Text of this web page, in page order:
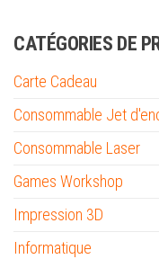
CATÉGORIES DE
Carte Cadeau
Consommable Jet
Consommable Laser
Games Workshop
Impression 3D
Informatique